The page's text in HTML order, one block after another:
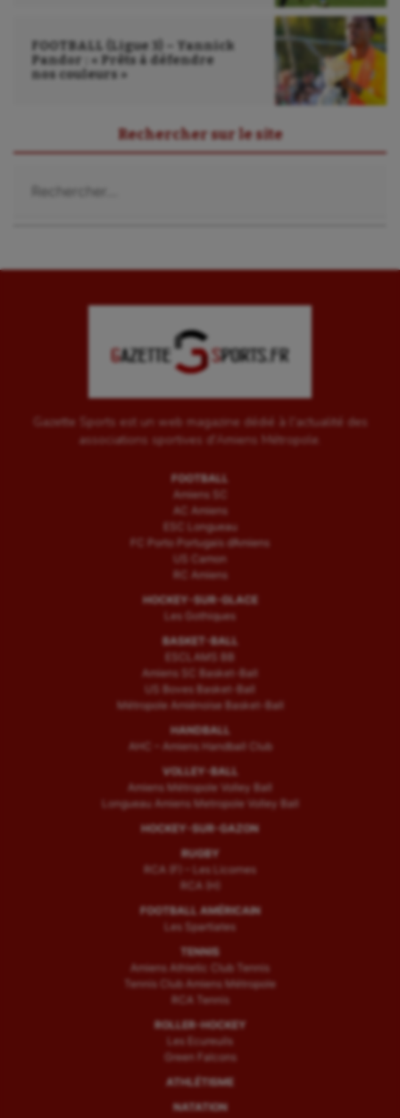
FOOTBALL (Ligue 3) – Yannick
Pandor : « Prêts à défendre
nos couleurs »
Rechercher sur le site
Gazette Sports est un web magazine dédié à l'actualité des
associations sportives d'Amiens Métropole.
FOOTBALL
Amiens SC
AC Amiens
ESC Longueau
FC Porto Portugais d’Amiens
US Camon
RC Amiens
HOCKEY-SUR-GLACE
Les Gothiques
BASKET-BALL
ESCLAMS BB
Amiens SC Basket-Ball
US Boves Basket-Ball
Métropole Amiénoise Basket-Ball
HANDBALL
AHC – Amiens Handball Club
VOLLEY-BALL
Amiens Métropole Volley Ball
Longueau Amiens Metropole Volley Ball
HOCKEY-SUR-GAZON
RUGBY
RCA (F) – Les Licornes
RCA (H)
FOOTBALL AMÉRICAIN
Les Spartiates
TENNIS
Amiens Athletic Club Tennis
Tennis Club Amiens Métropole
RCA Tennis
ROLLER-HOCKEY
Les Ecureuils
Green Falcons
ATHLÉTISME
NATATION